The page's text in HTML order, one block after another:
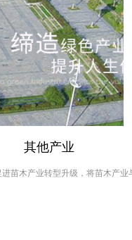
苗木产业转型升级，将苗木产业
其他产业